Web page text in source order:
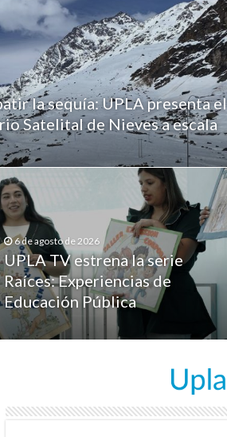
la sequía: UPLA presenta el
Satelital de Nieves a escala
6 de agosto de 2026
UPLA TV estrena la serie
Raíces: Experiencias de
Educación Pública